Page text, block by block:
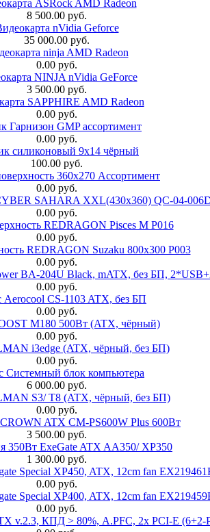
ASRock AMD Radeon
8 500.00 руб.
nVidia Geforce
35 000.00 руб.
ninja AMD Radeon
0.00 руб.
NINJA nVidia GeForce
3 500.00 руб.
SAPPHIRE AMD Radeon
0.00 руб.
Гарнизон GMP ассортимент
0.00 руб.
силиконовый 9х14 чёрный
100.00 руб.
360x270 Ассортимент
0.00 руб.
SAHARA XXL(430x360) QC-04-
0.00 руб.
REDRAGON Pisces M P016
0.00 руб.
REDRAGON Suzaku 800x300 P003
0.00 руб.
BA-204U Black, mATX, без БП,
0.00 руб.
Aerocool CS-1103 ATX, без БП
0.00 руб.
M180 500Вт (ATX, чёрный)
0.00 руб.
i3edge (ATX, чёрный, без БП)
0.00 руб.
Системный блок компьютера
6 000.00 руб.
S3/ T8 (ATX, чёрный, без БП)
0.00 руб.
ATX CM-PS600W Plus 600Вт
3 500.00 руб.
350Вт ExeGate ATX AA350/ XP350
1 300.00 руб.
Special XP450, ATX, 12cm fan
0.00 руб.
Special XP400, ATX, 12cm fan
0.00 руб.
v.2.3, КПД > 80%, A.PFC, 2x PCI-E (6+2-